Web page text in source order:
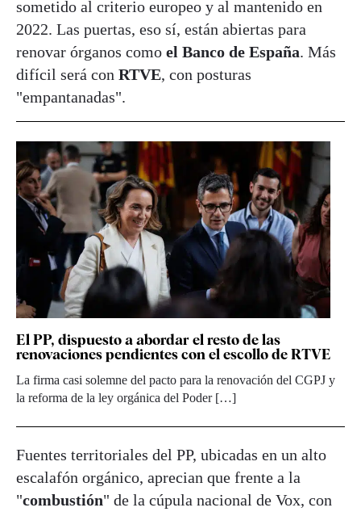
sometido al criterio europeo y al mantenido en
2022. Las puertas, eso sí, están abiertas para
renovar órganos como el Banco de España. Más
difícil será con RTVE, con posturas
"empantanadas".
El PP, dispuesto a abordar el resto de las
renovaciones pendientes con el escollo de RTVE
La firma casi solemne del pacto para la renovación del CGPJ y
la reforma de la ley orgánica del Poder […]
Fuentes territoriales del PP, ubicadas en un alto
escalafón orgánico, aprecian que frente a la
"combustión" de la cúpula nacional de Vox, con